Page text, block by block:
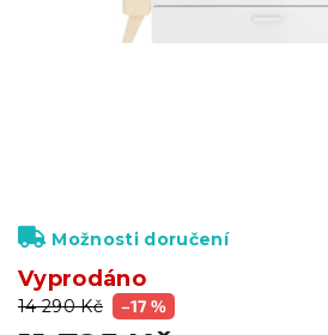
14 290 Kč –17 %
Vyprodáno
Možnosti doručení